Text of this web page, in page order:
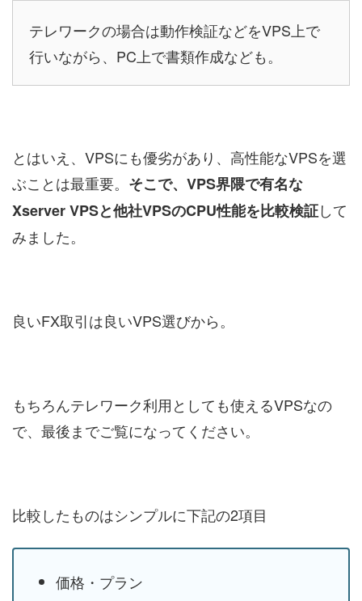
テレワークの場合は動作検証などをVPS上で
行いながら、PC上で書類作成なども。
とはいえ、VPSにも優劣があり、高性能なVPSを選
ぶことは最重要。 そこで、VPS界隈で有名な
Xserver VPSと他社VPSのCPU性能を比較検証して
みました。
良いFX取引は良いVPS選びから。
もちろんテレワーク利用としても使えるVPSなの
で、最後までご覧になってください。
比較したものはシンプルに下記の2項目
価格・プラン